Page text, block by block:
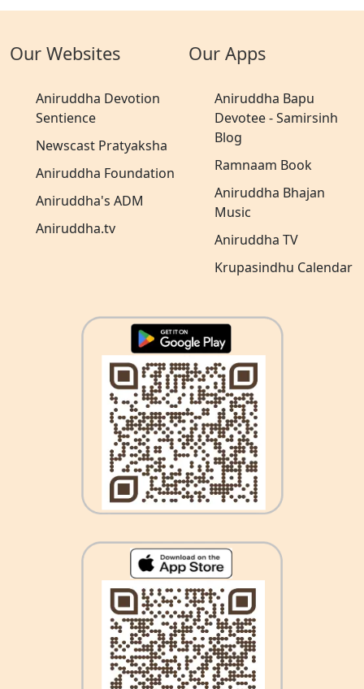
Our Websites
Aniruddha Devotion
Sentience
Newscast Pratyaksha
Aniruddha Foundation
Aniruddha's ADM
Aniruddha.tv
Our Apps
Aniruddha Bapu
Devotee - Samirsinh
Blog
Ramnaam Book
Aniruddha Bhajan
Music
Aniruddha TV
Krupasindhu Calendar